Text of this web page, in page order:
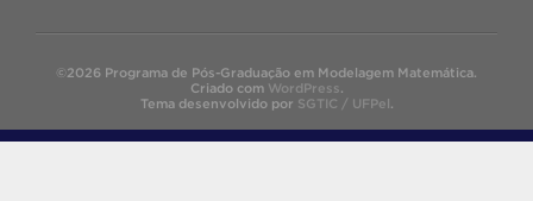
©2026 Programa de Pós-Graduação em Modelagem Matemática.
Criado com WordPress.
Tema desenvolvido por SGTIC / UFPel.